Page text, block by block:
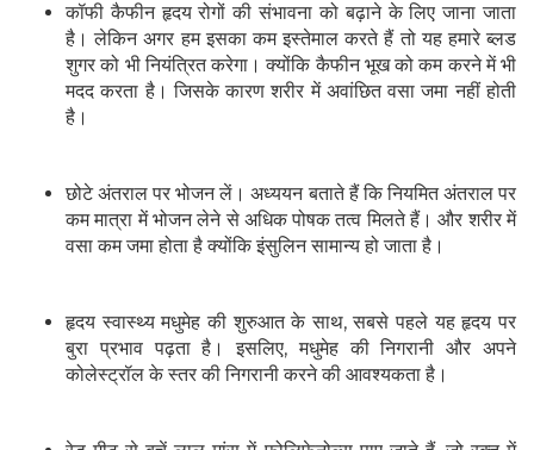
कॉफी कैफीन हृदय रोगों की संभावना को बढ़ाने के लिए जाना जाता
है। लेकिन अगर हम इसका कम इस्तेमाल करते हैं तो यह हमारे ब्लड
शुगर को भी नियंत्रित करेगा। क्योंकि कैफीन भूख को कम करने में भी
मदद करता है। जिसके कारण शरीर में अवांछित वसा जमा नहीं होती
है।
छोटे अंतराल पर भोजन लें। अध्ययन बताते हैं कि नियमित अंतराल पर
कम मात्रा में भोजन लेने से अधिक पोषक तत्व मिलते हैं। और शरीर में
वसा कम जमा होता है क्योंकि इंसुलिन सामान्य हो जाता है।
हृदय स्वास्थ्य मधुमेह की शुरुआत के साथ, सबसे पहले यह हृदय पर
बुरा प्रभाव पढ़ता है। इसलिए, मधुमेह की निगरानी और अपने
कोलेस्ट्रॉल के स्तर की निगरानी करने की आवश्यकता है।